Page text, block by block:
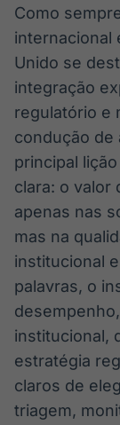
Como
internacional
Unido se
integração
regulatório e
condução de
principal
clara: o valor
apenas nas
mas na
institucional
palavras, o
institucional,
estratégia
claros de
triagem,